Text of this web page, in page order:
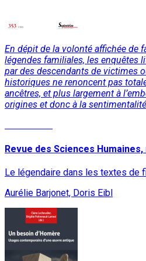
En dépit de la volonté affichée de
légendes familiales, les enquêtes
par des descendants de victimes
historiques ne renoncent pas
ancêtres, et plus largement à
origines et donc à la
Revue des Sciences
Le légendaire dans les textes de
Aurélie Barjonet, Doris Eibl